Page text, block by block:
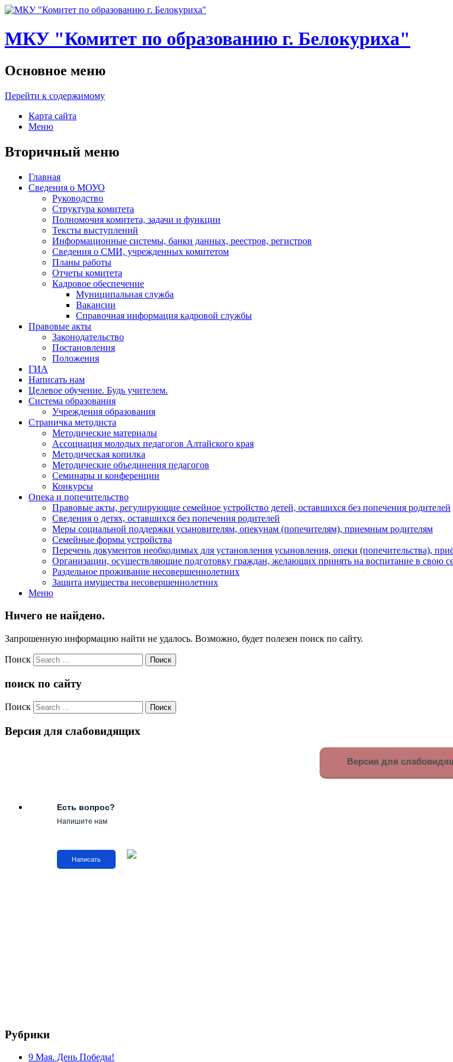
МКУ "Комитет по образованию г. Белокуриха"
Основное меню
Перейти к содержимому
Карта сайта
Меню
Вторичный меню
Главная
Сведения о МОУО
Руководство
Структура комитета
Полномочия комитета, задачи и функции
Тексты выступлений
Информационные системы, банки данных, реестров, регистров
Сведения о СМИ, учрежденных комитетом
Планы работы
Отчеты комитета
Кадровое обеспечение
Муниципальная служба
Вакансии
Справочная информация кадровой службы
Правовые акты
Законодательство
Постановления
Положения
ГИА
Написать нам
Целевое обучение. Будь учителем.
Система образования
Учреждения образования
Страничка методиста
Методические материалы
Ассоциация молодых педагогов Алтайского края
Методическая копилка
Методические объединения педагогов
Семинары и конференции
Конкурсы
Опека и попечительство
Правовые акты, регулирующие семейное устройство детей, оставшихся без попечения родителей
Сведения о детях, оставшихся без попечения родителей
Меры социальной поддержки усыновителям, опекунам (попечителям), приемным родителям
Семейные формы устройства
Перечень документов необходимых для установления усыновления, опеки (попечительства),
Организации, осуществляющие подготовку граждан, желающих принять на воспитание в свою
Раздельное проживание несовершеннолетних
Защита имущества несовершеннолетних
Меню
Ничего не найдено.
Запрошенную информацию найти не удалось. Возможно, будет полезен поиск по сайту.
Поиск
поиск по сайту
Поиск
Версия для слабовидящих
Версия для
Есть вопрос?
Напишите нам
Написать
Рубрики
9 Мая. День Победы!